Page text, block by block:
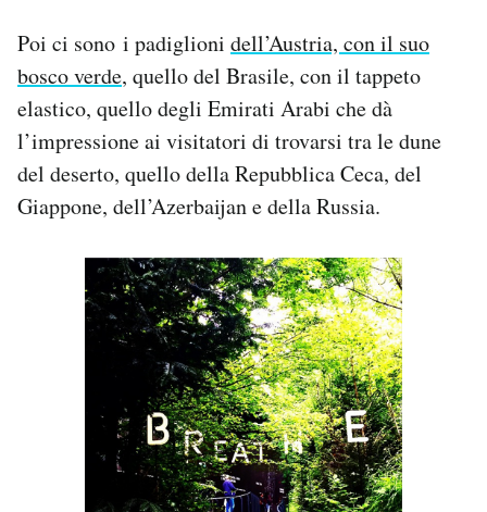
Poi ci sono i padiglioni dell’Austria, con il suo
bosco verde, quello del Brasile, con il tappeto
elastico, quello degli Emirati Arabi che dà
l’impressione ai visitatori di trovarsi tra le dune
del deserto, quello della Repubblica Ceca, del
Giappone, dell’Azerbaijan e della Russia.